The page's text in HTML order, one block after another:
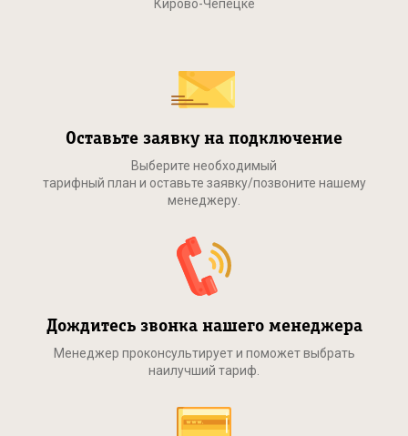
Кирово-Чепецке
Оставьте заявку на подключение
Выберите необходимый
тарифный план и оставьте заявку/позвоните нашему
менеджеру.
Дождитесь звонка нашего менеджера
Менеджер проконсультирует и поможет выбрать
наилучший тариф.